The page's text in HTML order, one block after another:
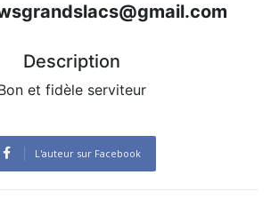
Description
et fidèle serviteur
L'auteur sur Facebook